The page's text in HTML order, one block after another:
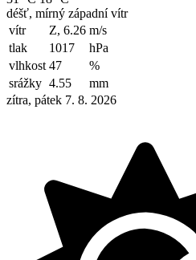
déšť, mírný západní vítr
vítr
Z, 6.26 m/s
tlak
1017
hPa
vlhkost 47
%
srážky 4.55
mm
zítra, pátek 7. 8. 2026